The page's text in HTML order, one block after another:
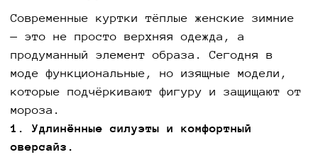
Современные куртки тёплые женские зимние
— это не просто верхняя одежда, а
продуманный элемент образа. Сегодня в
моде функциональные, но изящные модели,
которые подчёркивают фигуру и защищают от
мороза.
1. Удлинённые силуэты и комфортный
оверсайз.